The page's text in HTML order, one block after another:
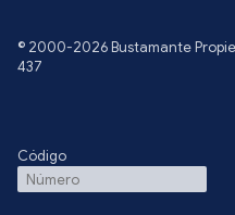
© 2000-2026 Bustamante
437
Código